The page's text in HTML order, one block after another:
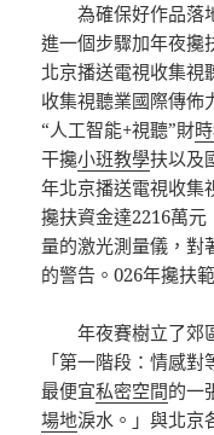
為確保好作品落
進一個步驟加年夜攙
北京播送電視收集視
收集視聽業國際傳佈
“人工智能+視聽”財
干攙小班教學扶以及
年北京播送電視收集
攙扶資金達2216萬
量的激光測量儀，對
的警告。026年攙扶
年夜賽樹立了郊
「第一階段：情感
最便宜私密空間的一
場地淚水。」與北京